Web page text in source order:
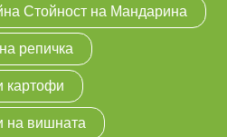
Стойност на Мандарина
репичка
картофи
на вишната